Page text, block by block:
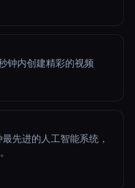
钟内创建精彩的视频
先进的人工智能系统，